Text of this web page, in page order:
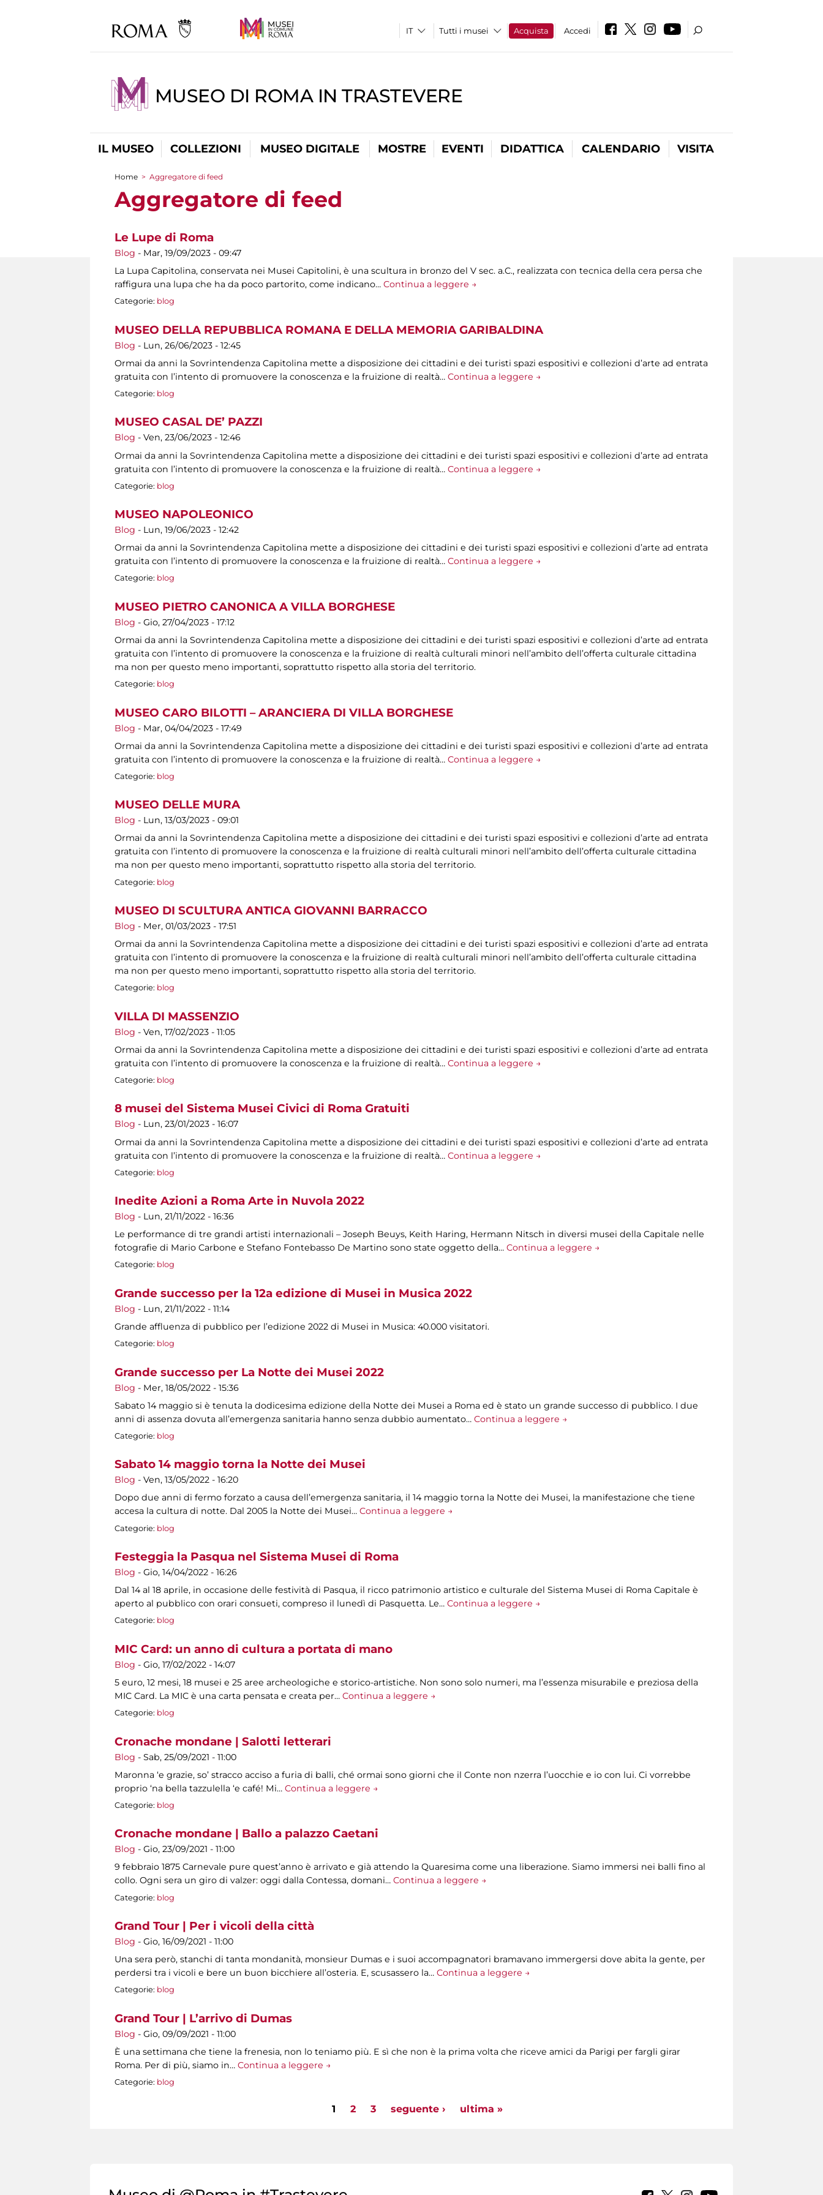
Tutti i musei Acquista Accedi
MUSEO DI ROMA IN TRASTEVERE
IL MUSEO COLLEZIONI MUSEO DIGITALE MOSTRE EVENTI DIDATTICA CALENDARIO VISITA
Tu sei qui
Home > Aggregatore di feed
Aggregatore di feed
Le Lupe di Roma
Blog - Mar, 19/09/2023 - 09:47
La Lupa Capitolina, conservata nei Musei Capitolini, è una scultura in bronzo del V sec. a.C., realizzata con tecnica della cera persa che
raffigura una lupa che ha da poco partorito, come indicano… Continua a leggere →
Categorie: blog
MUSEO DELLA REPUBBLICA ROMANA E DELLA MEMORIA GARIBALDINA
Blog - Lun, 26/06/2023 - 12:45
Ormai da anni la Sovrintendenza Capitolina mette a disposizione dei cittadini e dei turisti spazi espositivi e collezioni d’arte ad entrata
gratuita con l’intento di promuovere la conoscenza e la fruizione di realtà… Continua a leggere →
Categorie: blog
MUSEO CASAL DE’ PAZZI
Blog - Ven, 23/06/2023 - 12:46
Ormai da anni la Sovrintendenza Capitolina mette a disposizione dei cittadini e dei turisti spazi espositivi e collezioni d’arte ad entrata
gratuita con l’intento di promuovere la conoscenza e la fruizione di realtà… Continua a leggere →
Categorie: blog
MUSEO NAPOLEONICO
Blog - Lun, 19/06/2023 - 12:42
Ormai da anni la Sovrintendenza Capitolina mette a disposizione dei cittadini e dei turisti spazi espositivi e collezioni d’arte ad entrata
gratuita con l’intento di promuovere la conoscenza e la fruizione di realtà… Continua a leggere →
Categorie: blog
MUSEO PIETRO CANONICA A VILLA BORGHESE
Blog - Gio, 27/04/2023 - 17:12
Ormai da anni la Sovrintendenza Capitolina mette a disposizione dei cittadini e dei turisti spazi espositivi e collezioni d’arte ad entrata
gratuita con l’intento di promuovere la conoscenza e la fruizione di realtà culturali minori nell’ambito dell’offerta culturale cittadina
ma non per questo meno importanti, soprattutto rispetto alla storia del territorio.
Categorie: blog
MUSEO CARO BILOTTI – ARANCIERA DI VILLA BORGHESE
Blog - Mar, 04/04/2023 - 17:49
Ormai da anni la Sovrintendenza Capitolina mette a disposizione dei cittadini e dei turisti spazi espositivi e collezioni d’arte ad entrata
gratuita con l’intento di promuovere la conoscenza e la fruizione di realtà… Continua a leggere →
Categorie: blog
MUSEO DELLE MURA
Blog - Lun, 13/03/2023 - 09:01
Ormai da anni la Sovrintendenza Capitolina mette a disposizione dei cittadini e dei turisti spazi espositivi e collezioni d’arte ad entrata
gratuita con l’intento di promuovere la conoscenza e la fruizione di realtà culturali minori nell’ambito dell’offerta culturale cittadina
ma non per questo meno importanti, soprattutto rispetto alla storia del territorio.
Categorie: blog
MUSEO DI SCULTURA ANTICA GIOVANNI BARRACCO
Blog - Mer, 01/03/2023 - 17:51
Ormai da anni la Sovrintendenza Capitolina mette a disposizione dei cittadini e dei turisti spazi espositivi e collezioni d’arte ad entrata
gratuita con l’intento di promuovere la conoscenza e la fruizione di realtà culturali minori nell’ambito dell’offerta culturale cittadina
ma non per questo meno importanti, soprattutto rispetto alla storia del territorio.
Categorie: blog
VILLA DI MASSENZIO
Blog - Ven, 17/02/2023 - 11:05
Ormai da anni la Sovrintendenza Capitolina mette a disposizione dei cittadini e dei turisti spazi espositivi e collezioni d’arte ad entrata
gratuita con l’intento di promuovere la conoscenza e la fruizione di realtà… Continua a leggere →
Categorie: blog
8 musei del Sistema Musei Civici di Roma Gratuiti
Blog - Lun, 23/01/2023 - 16:07
Ormai da anni la Sovrintendenza Capitolina mette a disposizione dei cittadini e dei turisti spazi espositivi e collezioni d’arte ad entrata
gratuita con l’intento di promuovere la conoscenza e la fruizione di realtà… Continua a leggere →
Categorie: blog
Inedite Azioni a Roma Arte in Nuvola 2022
Blog - Lun, 21/11/2022 - 16:36
Le performance di tre grandi artisti internazionali – Joseph Beuys, Keith Haring, Hermann Nitsch in diversi musei della Capitale nelle
fotografie di Mario Carbone e Stefano Fontebasso De Martino sono state oggetto della… Continua a leggere →
Categorie: blog
Grande successo per la 12a edizione di Musei in Musica 2022
Blog - Lun, 21/11/2022 - 11:14
Grande affluenza di pubblico per l’edizione 2022 di Musei in Musica: 40.000 visitatori.
Categorie: blog
Grande successo per La Notte dei Musei 2022
Blog - Mer, 18/05/2022 - 15:36
Sabato 14 maggio si è tenuta la dodicesima edizione della Notte dei Musei a Roma ed è stato un grande successo di pubblico. I due
anni di assenza dovuta all’emergenza sanitaria hanno senza dubbio aumentato… Continua a leggere →
Categorie: blog
Sabato 14 maggio torna la Notte dei Musei
Blog - Ven, 13/05/2022 - 16:20
Dopo due anni di fermo forzato a causa dell’emergenza sanitaria, il 14 maggio torna la Notte dei Musei, la manifestazione che tiene
accesa la cultura di notte. Dal 2005 la Notte dei Musei… Continua a leggere →
Categorie: blog
Festeggia la Pasqua nel Sistema Musei di Roma
Blog - Gio, 14/04/2022 - 16:26
Dal 14 al 18 aprile, in occasione delle festività di Pasqua, il ricco patrimonio artistico e culturale del Sistema Musei di Roma Capitale è
aperto al pubblico con orari consueti, compreso il lunedì di Pasquetta. Le… Continua a leggere →
Categorie: blog
MIC Card: un anno di cultura a portata di mano
Blog - Gio, 17/02/2022 - 14:07
5 euro, 12 mesi, 18 musei e 25 aree archeologiche e storico-artistiche. Non sono solo numeri, ma l’essenza misurabile e preziosa della
MIC Card. La MIC è una carta pensata e creata per… Continua a leggere →
Categorie: blog
Cronache mondane | Salotti letterari
Blog - Sab, 25/09/2021 - 11:00
Maronna ‘e grazie, so’ stracco acciso a furia di balli, ché ormai sono giorni che il Conte non nzerra l’uocchie e io con lui. Ci vorrebbe
proprio ‘na bella tazzulella ‘e café! Mi… Continua a leggere →
Categorie: blog
Cronache mondane | Ballo a palazzo Caetani
Blog - Gio, 23/09/2021 - 11:00
9 febbraio 1875 Carnevale pure quest’anno è arrivato e già attendo la Quaresima come una liberazione. Siamo immersi nei balli fino al
collo. Ogni sera un giro di valzer: oggi dalla Contessa, domani… Continua a leggere →
Categorie: blog
Grand Tour | Per i vicoli della città
Blog - Gio, 16/09/2021 - 11:00
Una sera però, stanchi di tanta mondanità, monsieur Dumas e i suoi accompagnatori bramavano immergersi dove abita la gente, per
perdersi tra i vicoli e bere un buon bicchiere all’osteria. E, scusassero la… Continua a leggere →
Categorie: blog
Grand Tour | L’arrivo di Dumas
Blog - Gio, 09/09/2021 - 11:00
È una settimana che tiene la frenesia, non lo teniamo più. E sì che non è la prima volta che riceve amici da Parigi per fargli girar
Roma. Per di più, siamo in… Continua a leggere →
Categorie: blog
1 2 3 seguente › ultima »